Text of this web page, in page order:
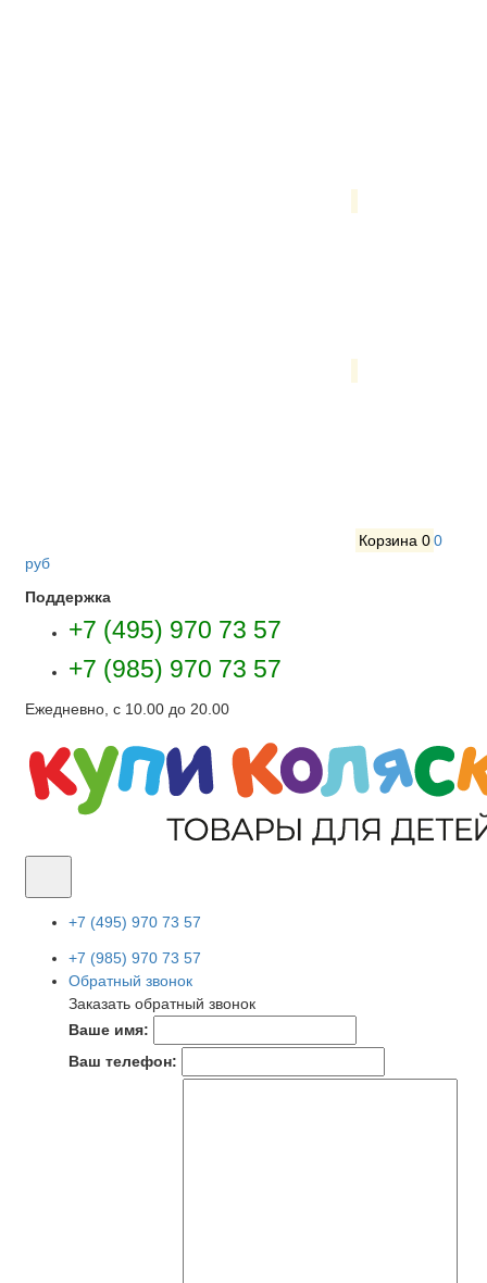
Корзина 00
руб
Поддержка
+7 (495) 970 73 57
+7 (985) 970 73 57
Ежедневно, с 10.00 до 20.00
+7 (495) 970 73 57
+7 (985) 970 73 57
Обратный звонок
Заказать обратный звонок
Ваше имя:
Ваш телефон: